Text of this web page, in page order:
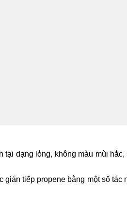
dạng lỏng, không màu mùi hắc,
gián tiếp propene bằng một số tác